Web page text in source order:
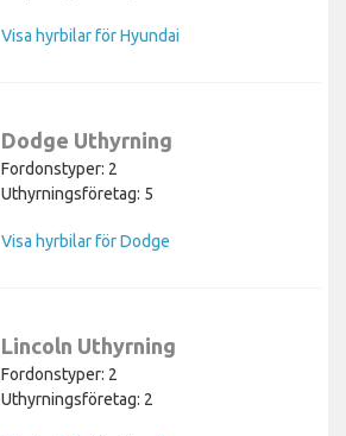
Visa hyrbilar för Hyundai
Dodge Uthyrning
Fordonstyper: 2
Uthyrningsföretag: 5
Visa hyrbilar för Dodge
Lincoln Uthyrning
Fordonstyper: 2
Uthyrningsföretag: 2